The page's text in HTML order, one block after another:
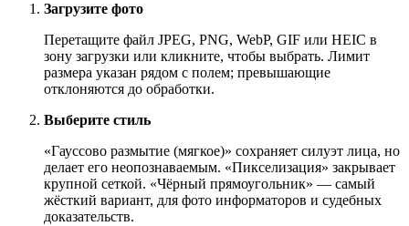
Загрузите фото
Перетащите файл JPEG, PNG, WebP, GIF или HEIC в
зону загрузки или кликните, чтобы выбрать. Лимит
размера указан рядом с полем; превышающие
отклоняются до обработки.
Выберите стиль
«Гауссово размытие (мягкое)» сохраняет силуэт лица, но
делает его неопознаваемым. «Пикселизация» закрывает
крупной сеткой. «Чёрный прямоугольник» — самый
жёсткий вариант, для фото информаторов и судебных
доказательств.